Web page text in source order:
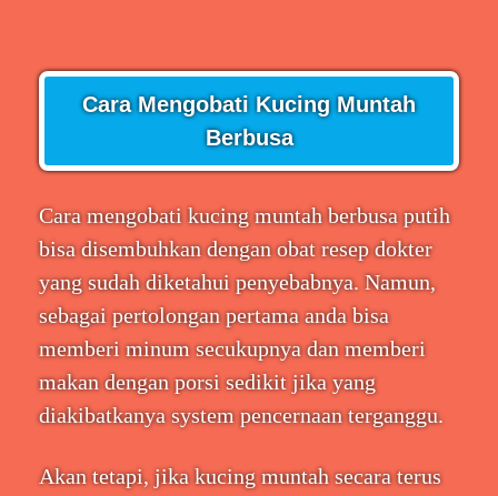
Cara Mengobati Kucing Muntah
Berbusa
Cara mengobati kucing muntah berbusa putih
bisa disembuhkan dengan obat resep dokter
yang sudah diketahui penyebabnya. Namun,
sebagai pertolongan pertama anda bisa
memberi minum secukupnya dan memberi
makan dengan porsi sedikit jika yang
diakibatkanya system pencernaan terganggu.
Akan tetapi, jika kucing muntah secara terus